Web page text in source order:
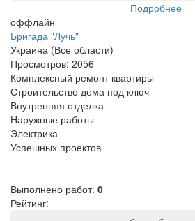
Подробнее
оффлайн
Бригада "Лучь"
Украина (Все области)
Просмотров: 2056
Комплексный ремонт квартиры
Строительство дома под ключ
Внутренняя отделка
Наружные работы
Электрика
Успешных проектов
Выполнено работ: 0
Рейтинг: